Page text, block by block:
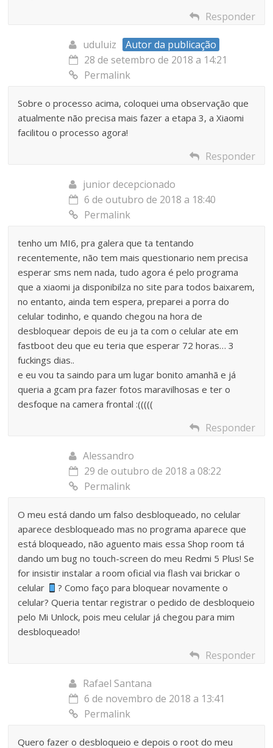
Responder
uduluiz
Autor da publicação
28 de setembro de 2018 a 14:21
Permalink
Sobre o processo acima, coloquei uma observação que
atualmente não precisa mais fazer a etapa 3, a Xiaomi
facilitou o processo agora!
Responder
junior decepcionado
6 de outubro de 2018 a 18:40
Permalink
tenho um MI6, pra galera que ta tentando
recentemente, não tem mais questionario nem precisa
esperar sms nem nada, tudo agora é pelo programa
que a xiaomi ja disponibilza no site para todos baixarem,
no entanto, ainda tem espera, preparei a porra do
celular todinho, e quando chegou na hora de
desbloquear depois de eu ja ta com o celular ate em
fastboot deu que eu teria que esperar 72 horas… 3
fuckings dias..
e eu vou ta saindo para um lugar bonito amanhã e já
queria a gcam pra fazer fotos maravilhosas e ter o
desfoque na camera frontal :(((((
Responder
Alessandro
29 de outubro de 2018 a 08:22
Permalink
O meu está dando um falso desbloqueado, no celular
aparece desbloqueado mas no programa aparece que
está bloqueado, não aguento mais essa Shop room tá
dando um bug no touch-screen do meu Redmi 5 Plus! Se
for insistir instalar a room oficial via flash vai brickar o
celular
? Como faço para bloquear novamente o
celular? Queria tentar registrar o pedido de desbloqueio
pelo Mi Unlock, pois meu celular já chegou para mim
desbloqueado!
Responder
Rafael Santana
6 de novembro de 2018 a 13:41
Permalink
Quero fazer o desbloqueio e depois o root do meu